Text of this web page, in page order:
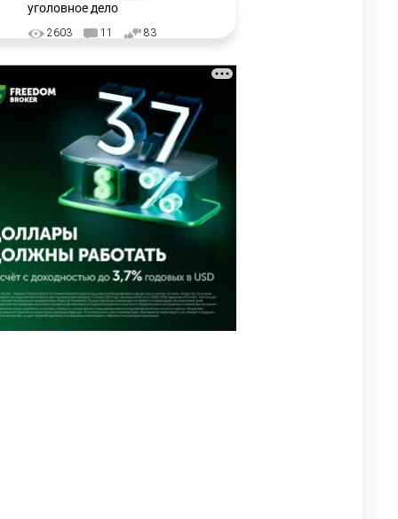
уголовное дело
2603 11 83
провели совместную
интервенцию для спасения
2663 1 16
💬 Димаш Кудайберген
ответил на критику нового
клипа
2689 6 77
5
❌ США готовят закон об
экстренном отключении ИИ